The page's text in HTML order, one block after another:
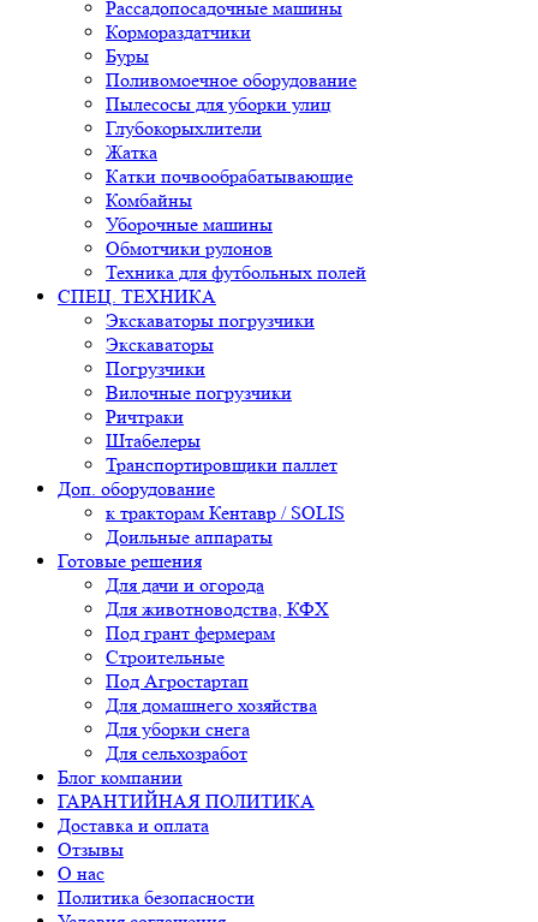
Рассадопосадочные машины
Кормораздатчики
Буры
Поливомоечное оборудование
Пылесосы для уборки улиц
Глубокорыхлители
Жатка
Катки почвообрабатывающие
Комбайны
Уборочные машины
Обмотчики рулонов
Техника для футбольных полей
СПЕЦ. ТЕХНИКА
Экскаваторы погрузчики
Экскаваторы
Погрузчики
Вилочные погрузчики
Ричтраки
Штабелеры
Транспортировщики паллет
Доп. оборудование
к тракторам Кентавр / SOLIS
Доильные аппараты
Готовые решения
Для дачи и огорода
Для животноводства, КФХ
Под грант фермерам
Строительные
Под Агростартап
Для домашнего хозяйства
Для уборки снега
Для сельхозработ
Блог компании
ГАРАНТИЙНАЯ ПОЛИТИКА
Доставка и оплата
Отзывы
О нас
Политика безопасности